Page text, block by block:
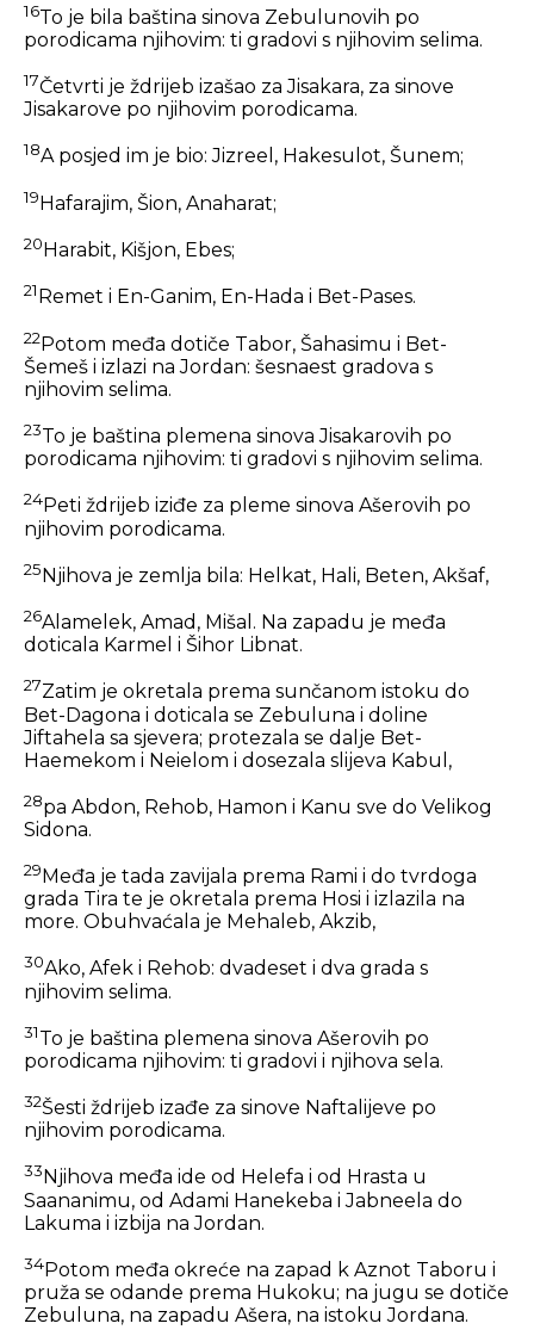
16To je bila baština sinova Zebulunovih po
porodicama njihovim: ti gradovi s njihovim selima.
17Četvrti je ždrijeb izašao za Jisakara, za sinove
Jisakarove po njihovim porodicama.
18A posjed im je bio: Jizreel, Hakesulot, Šunem;
19Hafarajim, Šion, Anaharat;
20 Harabit, Kišjon, Ebes;
21 Remet i En-Ganim, En-Hada i Bet-Pases.
22Potom međa dotiče Tabor, Šahasimu i Bet-
Šemeš i izlazi na Jordan: šesnaest gradova s
njihovim selima.
23To je baština plemena sinova Jisakarovih po
porodicama njihovim: ti gradovi s njihovim selima.
24Peti ždrijeb iziđe za pleme sinova Ašerovih po
njihovim porodicama.
25Njihova je zemlja bila: Helkat, Hali, Beten, Akšaf,
26Alamelek, Amad, Mišal. Na zapadu je međa
doticala Karmel i Šihor Libnat.
27Zatim je okretala prema sunčanom istoku do
Bet-Dagona i doticala se Zebuluna i doline
Jiftahela sa sjevera; protezala se dalje Bet-
Haemekom i Neielom i dosezala slijeva Kabul,
28pa Abdon, Rehob, Hamon i Kanu sve do Velikog
Sidona.
29 Međa je tada zavijala prema Rami i do tvrdoga
grada Tira te je okretala prema Hosi i izlazila na
more. Obuhvaćala je Mehaleb, Akzib,
30Ako, Afek i Rehob: dvadeset i dva grada s
njihovim selima.
31To je baština plemena sinova Ašerovih po
porodicama njihovim: ti gradovi i njihova sela.
32Šesti ždrijeb izađe za sinove Naftalijeve po
njihovim porodicama.
33 Njihova međa ide od Helefa i od Hrasta u
Saananimu, od Adami Hanekeba i Jabneela do
Lakuma i izbija na Jordan.
34Potom međa okreće na zapad k Aznot Taboru i
pruža se odande prema Hukoku; na jugu se dotiče
Zebuluna, na zapadu Ašera, na istoku Jordana.